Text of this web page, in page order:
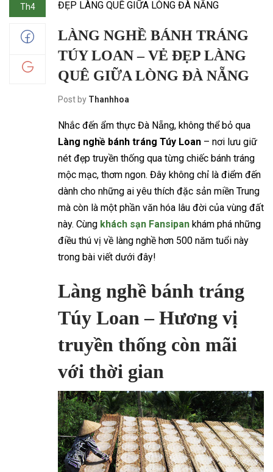
Th4
LÀNG NGHỀ BÁNH TRÁNG
TÚY LOAN – VẺ ĐẸP LÀNG
QUÊ GIỮA LÒNG ĐÀ NẴNG
Post by Thanhhoa
Nhắc đến ẩm thực Đà Nẵng, không thể bỏ qua
Làng nghề bánh tráng Túy Loan – nơi lưu giữ
nét đẹp truyền thống qua từng chiếc bánh tráng
mộc mạc, thơm ngon. Đây không chỉ là điểm đến
dành cho những ai yêu thích đặc sản miền Trung
mà còn là một phần văn hóa lâu đời của vùng đất
này. Cùng khách sạn Fansipan khám phá những
điều thú vị về làng nghề hơn 500 năm tuổi này
trong bài viết dưới đây!
Làng nghề bánh tráng
Túy Loan – Hương vị
truyền thống còn mãi
với thời gian